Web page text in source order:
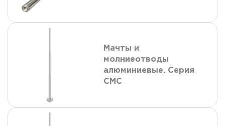
Мачты и
молниеотводы
алюминиевые. Серия
СМС